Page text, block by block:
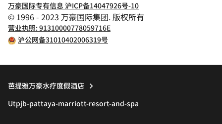
万豪国际专有信息 沪ICP备14047926号-10
© 1996 - 2023 万豪国际集团. 版权所有
营业执照: 91310000778059716E
沪公网备31010402006319号
芭提雅万豪水疗度假酒店
Utpjb-pattaya-marriott-resort-and-spa